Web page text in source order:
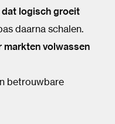
dat logisch groeit
daarna schalen.
markten volwassen
betrouwbare